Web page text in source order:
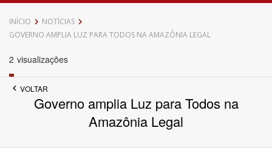
Data do Documento
Até
INÍCIO
NOTÍCIAS
GOVERNO AMPLIA LUZ PARA TODOS NA AMAZÔNIA LEGAL
2 visualizações
VOLTAR
Governo amplia Luz para Todos na
Amazônia Legal